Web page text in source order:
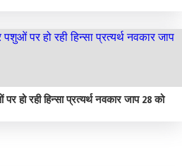
हो रही हिन्सा प्रत्यर्थ नवकार जाप 28 को